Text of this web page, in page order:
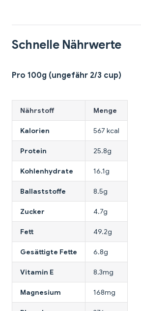
Schnelle Nährwerte
Pro 100g (ungefähr 2/3 cup)
Nährstoff Menge
Kalorien 567 kcal
Protein 25.8g
Kohlenhydrate 16.1g
Ballaststoffe 8.5g
Zucker 4.7g
Fett 49.2g
Gesättigte Fette 6.8g
Vitamin E 8.3mg
Magnesium 168mg